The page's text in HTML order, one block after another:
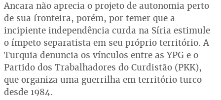
Ancara não aprecia o projeto de autonomia perto
de sua fronteira, porém, por temer que a
incipiente independência curda na Síria estimule
o ímpeto separatista em seu próprio território. A
Turquia denuncia os vínculos entre as YPG e o
Partido dos Trabalhadores do Curdistão (PKK),
que organiza uma guerrilha em território turco
desde 1984.